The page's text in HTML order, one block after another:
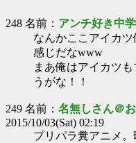
248 名前： アンチ好き中
なんかここアイカ
感じだなwww
まあ俺はアイカツ
うがな！！
249 名前： 名無しさん＠
2015/10/03(Sat) 02:19
プリパラ糞アニメ